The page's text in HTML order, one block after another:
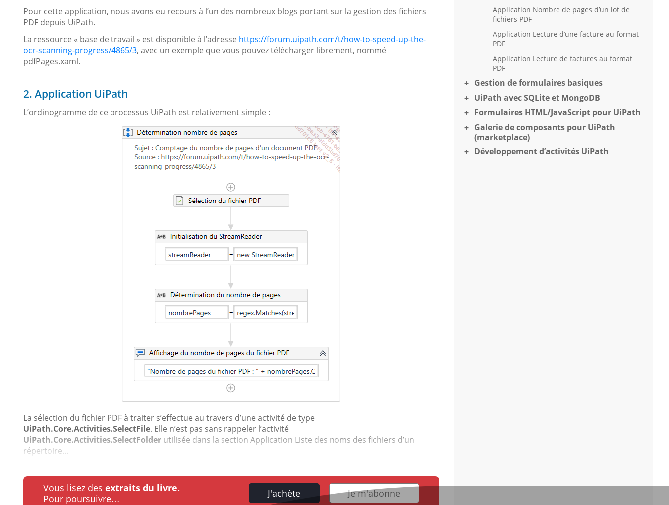
Pour cette application, nous avons eu recours à l’un des nombreux blogs portant sur la gestion des fichiers
PDF depuis UiPath.
La ressource « base de travail » est disponible à l’adresse https://forum.uipath.com/t/how-to-speed-up-the-
ocr-scanning-progress/4865/3, avec un exemple que vous pouvez télécharger librement, nommé
pdfPages.xaml.
2. Application UiPath
L’ordinogramme de ce processus UiPath est relativement simple :
La sélection du fichier PDF à traiter s’effectue au travers d’une activité de type
UiPath.Core.Activities.SelectFile. Elle n’est pas sans rappeler l’activité
UiPath.Core.Activities.SelectFolder utilisée dans la section Application Liste des noms des fichiers d’un
répertoire...
Vous lisez des extraits du livre.
Pour poursuivre…
J'achète Je m'abonne
Application Nombre de pages d’un lot de
fichiers PDF
Application Lecture d’une facture au format
PDF
Application Lecture de factures au format
PDF
Gestion de formulaires basiques
UiPath avec SQLite et MongoDB
Formulaires HTML/JavaScript pour UiPath
Galerie de composants pour UiPath
(marketplace)
Développement d’activités UiPath